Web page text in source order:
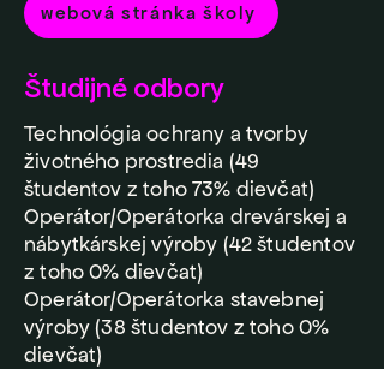
webová stránka školy
Študijné odbory
Technológia ochrany a tvorby
životného prostredia (49
študentov z toho 73% dievčat)
Operátor/Operátorka drevárskej a
nábytkárskej výroby (42 študentov
z toho 0% dievčat)
Operátor/Operátorka stavebnej
výroby (38 študentov z toho 0%
dievčat)